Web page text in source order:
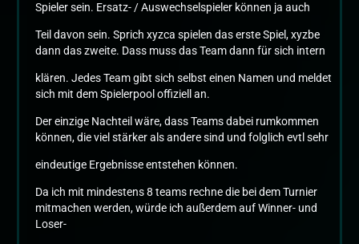
Spieler sein. Ersatz- / Auswechselspieler können ja auch
Teil davon sein. Sprich xyzca spielen das erste Spiel, xyzbe
dann das zweite. Dass muss das Team dann für sich intern
klären. Jedes Team gibt sich selbst einen Namen und meldet
sich mit dem Spielerpool offiziell an.
Der einzige Nachteil wäre, dass Teams dabei rumkommen
können, die viel stärker als andere sind und folglich evtl sehr
eindeutige Ergebnisse entstehen können.
Da ich mit mindestens 8 teams rechne die bei dem Turnier
mitmachen werden, würde ich außerdem auf Winner- und
Loser-